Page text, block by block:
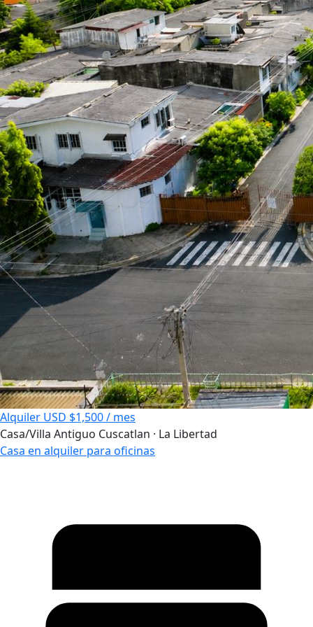
Alquiler USD $1,500 / mes
Casa/Villa Antiguo Cuscatlan · La Libertad
Casa en alquiler para oficinas